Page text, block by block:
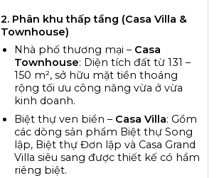
2. Phân khu thấp tầng (Casa Villa &
Townhouse)
Nhà phố thương mại – Casa
Townhouse: Diện tích đất từ 131 –
150 m², sở hữu mặt tiền thoáng
rộng tối ưu công năng vừa ở vừa
kinh doanh.
Biệt thự ven biển – Casa Villa: Gồm
các dòng sản phẩm Biệt thự Song
lập, Biệt thự Đơn lập và Casa Grand
Villa siêu sang được thiết kế có hầm
riêng biệt.